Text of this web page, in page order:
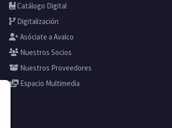
Catálogo Digital
Digitalización
Asóciate a Avalco
Nuestros Socios
Nuestros Proveedores
Espacio Multimedia